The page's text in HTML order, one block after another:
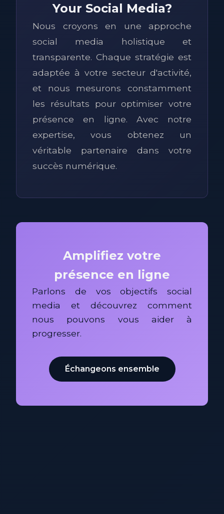
Your Social Media?
Nous croyons en une approche
social media holistique et
transparente. Chaque stratégie est
adaptée à votre secteur d'activité,
et nous mesurons constamment
les résultats pour optimiser votre
présence en ligne. Avec notre
expertise, vous obtenez un
véritable partenaire dans votre
succès numérique.
Amplifiez votre
présence en ligne
Parlons de vos objectifs social
media et découvrez comment
nous pouvons vous aider à
progresser.
Échangeons ensemble